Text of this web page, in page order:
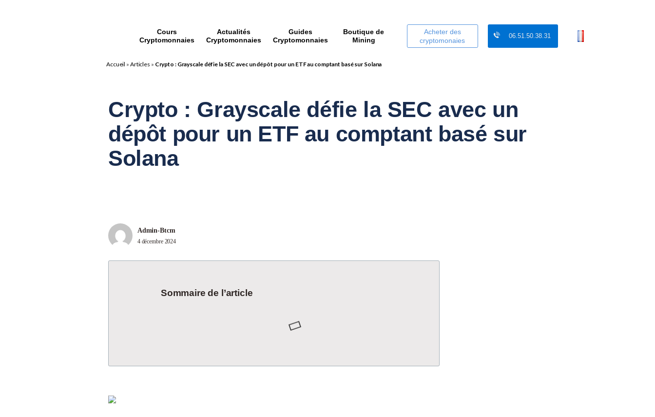
Cours
Cryptomonnaies
Actualités
Cryptomonnaies
Guides
Cryptomonnaies
Boutique de
Mining
Acheter des
cryptomonaies
06.51.50.38.31
Accueil » Articles » Crypto : Grayscale défie la SEC avec un dépôt pour un ETF au comptant basé sur Solana
Crypto : Grayscale défie la SEC avec un
dépôt pour un ETF au comptant basé sur
Solana
Admin-Btcm
4 décembre 2024
Sommaire de l’article